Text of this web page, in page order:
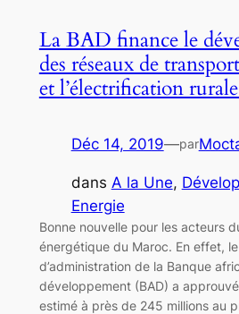
La BAD finance le
des réseaux de
et l’électrification
Déc 14, 2019—par
dans A la Une,
Energie
Bonne nouvelle pour les acteurs
énergétique du Maroc. En effet,
d’administration de la Banque
développement (BAD) a
estimé à près de 245 millions au